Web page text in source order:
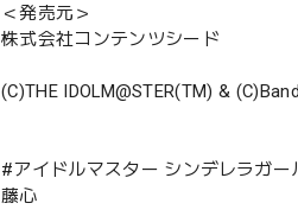
＜発売元＞
株式会社コンテンツシード
(C)THE IDOLM@STER(TM) &
#アイドルマスター シンデレラガ
藤心